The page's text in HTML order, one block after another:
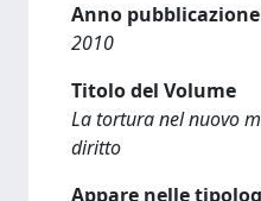
Anno pubblicazione
2010
Titolo del Volume
La tortura nel nuovo
diritto
Appare nelle